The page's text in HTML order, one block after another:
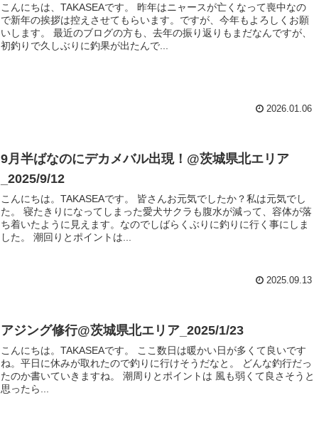
こんにちは、TAKASEAです。 昨年はニャースが亡くなって喪中なの
で新年の挨拶は控えさせてもらいます。ですが、今年もよろしくお願
いします。 最近のブログの方も、去年の振り返りもまだなんですが、
初釣りで久しぶりに釣果が出たんで...
2026.01.06
9月半ばなのにデカメバル出現！@茨城県北エリア
_2025/9/12
こんにちは。TAKASEAです。 皆さんお元気でしたか？私は元気でし
た。 寝たきりになってしまった愛犬サクラも腹水が減って、容体が落
ち着いたように見えます。なのでしばらくぶりに釣りに行く事にしま
した。 潮回りとポイントは...
2025.09.13
アジング修行@茨城県北エリア_2025/1/23
こんにちは。TAKASEAです。 ここ数日は暖かい日が多くて良いです
ね。平日に休みが取れたので釣りに行けそうだなと。 どんな釣行だっ
たのか書いていきますね。 潮周りとポイントは 風も弱くて良さそうと
思ったら...